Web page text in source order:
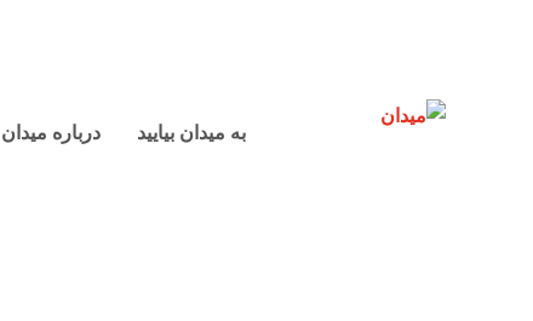
به میدان بیایید درباره میدان